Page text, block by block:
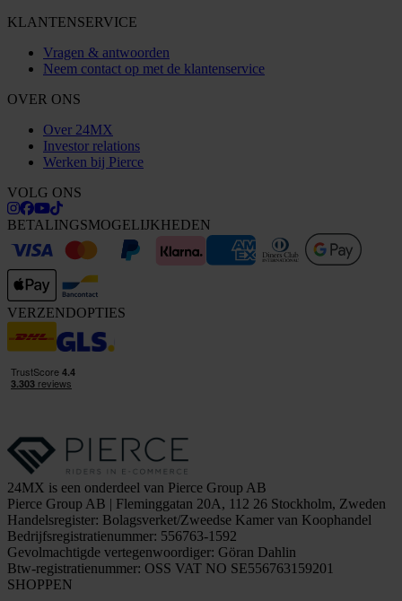
KLANTENSERVICE
Vragen & antwoorden
Neem contact op met de klantenservice
OVER ONS
Over 24MX
Investor relations
Werken bij Pierce
VOLG ONS
BETALINGSMOGELIJKHEDEN
VERZENDOPTIES
24MX is een onderdeel van Pierce Group AB
Pierce Group AB | Fleminggatan 20A, 112 26 Stockholm, Zweden
Handelsregister: Bolagsverket/Zweedse Kamer van Koophandel
Bedrijfsregistratienummer: 556763-1592
Gevolmachtigde vertegenwoordiger: Göran Dahlin
Btw-registratienummer: OSS VAT NO SE556763159201
SHOPPEN